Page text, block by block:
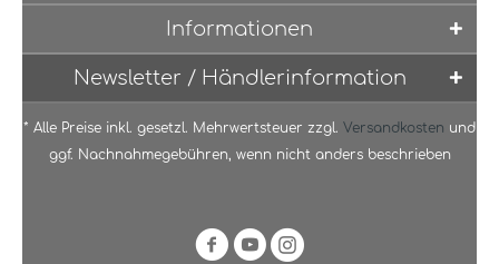
Informationen
Newsletter / Händlerinformation
* Alle Preise inkl. gesetzl. Mehrwertsteuer zzgl. Versandkosten und
ggf. Nachnahmegebühren, wenn nicht anders beschrieben